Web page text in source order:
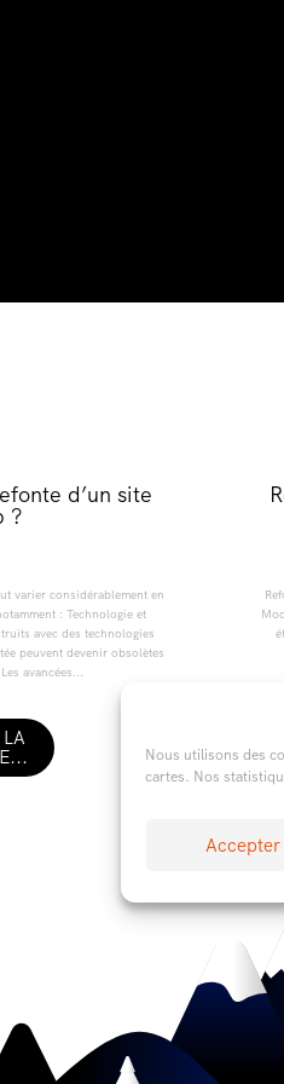
Nous utilisons des
cartes. Nos
Accepter
d’un site
?
varier considérablement en
: Technologie et
avec des technologies
peuvent devenir obsolètes
avancées...